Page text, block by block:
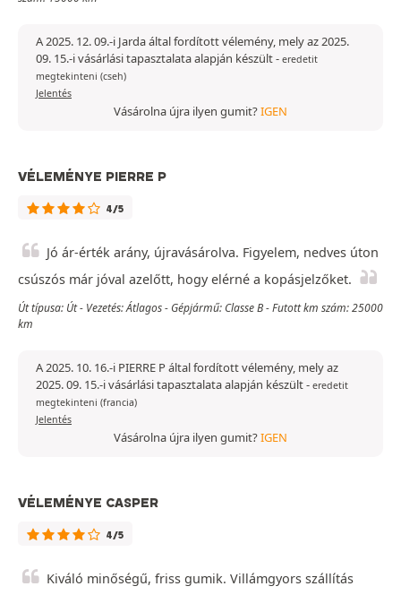
A 2025. 12. 09.-i Jarda által fordított vélemény, mely az 2025.
09. 15.-i vásárlási tapasztalata alapján készült- eredetit
megtekinteni (cseh)
Jelentés
Vásárolna újra ilyen gumit?IGEN
VÉLEMÉNYE PIERRE P
4/5
Jó ár-érték arány, újravásárolva. Figyelem, nedves úton
csúszós már jóval azelőtt, hogy elérné a kopásjelzőket.
Út típusa: Út - Vezetés: Átlagos - Gépjármű: Classe B - Futott km szám: 25000
km
A 2025. 10. 16.-i PIERRE P által fordított vélemény, mely az
2025. 09. 15.-i vásárlási tapasztalata alapján készült- eredetit
megtekinteni (francia)
Jelentés
Vásárolna újra ilyen gumit?IGEN
VÉLEMÉNYE CASPER
4/5
Kiváló minőségű, friss gumik. Villámgyors szállítás